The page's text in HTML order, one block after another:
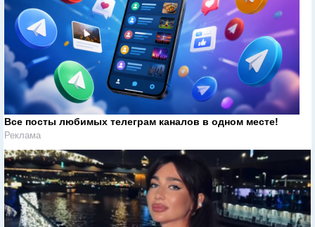
Все посты любимых телеграм каналов в одном месте!
Реклама